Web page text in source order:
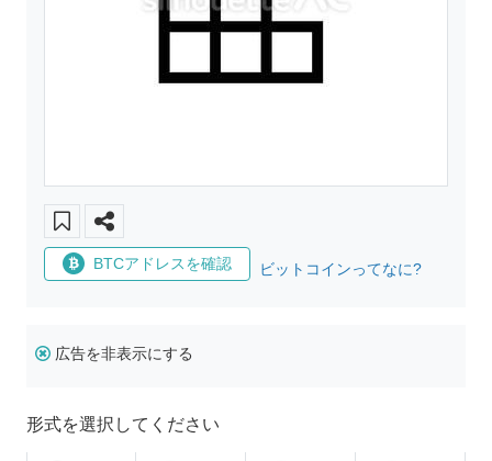
BTCアドレスを確認 ビットコインってなに?
広告を非表示にする
形式を選択してください